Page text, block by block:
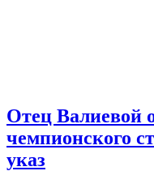
Отец Валиевой
чемпионского
указ